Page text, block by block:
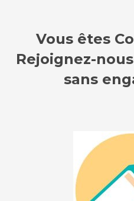
Vous êtes
Rejoignez-
sans